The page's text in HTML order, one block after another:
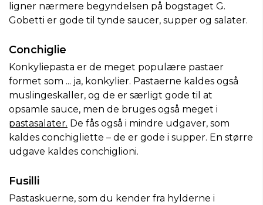
ligner nærmere begyndelsen på bogstaget G.
Gobetti er gode til tynde saucer, supper og salater.
Conchiglie
Konkyliepasta er de meget populære pastaer
formet som ... ja, konkylier. Pastaerne kaldes også
muslingeskaller, og de er særligt gode til at
opsamle sauce, men de bruges også meget i
pastasalater. De fås også i mindre udgaver, som
kaldes conchigliette – de er gode i supper. En større
udgave kaldes conchiglioni.
Fusilli
Pastaskuerne, som du kender fra hylderne i